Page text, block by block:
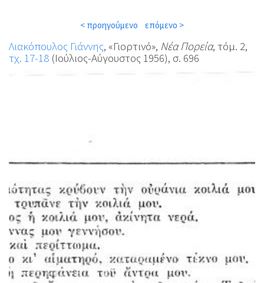
< προηγούμενο επόμενο >
Λιακόπουλος Γιάννης, «Γιορτινό», Νέα Πορεία, τόμ. 2,
τχ. 17-18 (Ιούλιος-Αύγουστος 1956), σ. 696